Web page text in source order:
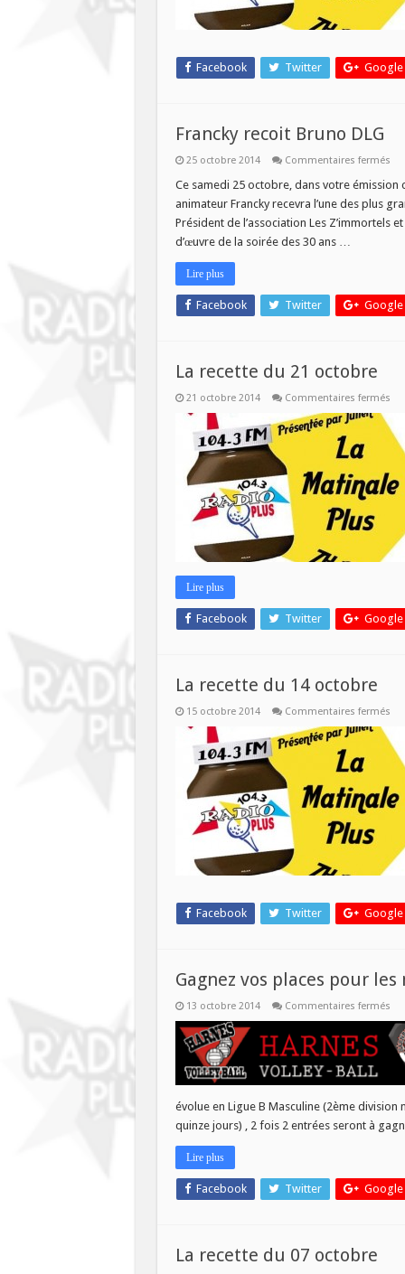
Facebook Twitter Google
Francky recoit Bruno DLG
25 octobre 2014 Commentaires ferméssur
Ce samedi 25 octobre, dans votre émission
animateur Francky recevra l’une des plus
Président de l’association Les Z’immortels
d’œuvre de la soirée des 30 ans …
Lire plus
Facebook Twitter Google
La recette du 21 octobre
21 octobre 2014 Commentaires ferméssur
du
21
Lire plus
Facebook Twitter Google
La recette du 14 octobre
15 octobre 2014 Commentaires ferméssur
du
14
Facebook Twitter Google
Gagnez vos places pour
13 octobre 2014 Commentaires ferméssur
vos
les
du
évolue en Ligue B Masculine (2ème
quinze jours) , 2 fois 2 entrées seront à
Lire plus
Facebook Twitter Google
La recette du 07 octobre